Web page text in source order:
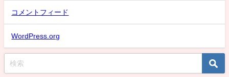
コメントフィード
WordPress.org